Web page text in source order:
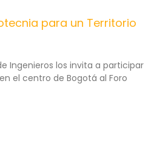
para un Territorio
Ingenieros los invita a participar
el centro de Bogotá al Foro